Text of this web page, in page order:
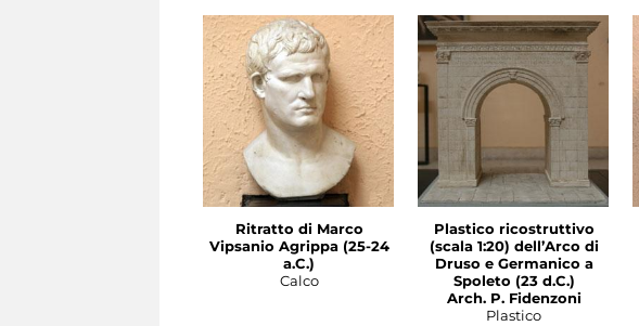
Ritratto di Marco
Vipsanio Agrippa (25-24
a.C.)
Calco
Plastico ricostruttivo
(scala 1:20) dell’Arco di
Druso e Germanico a
Spoleto (23 d.C.)
Arch. P. Fidenzoni
Plastico